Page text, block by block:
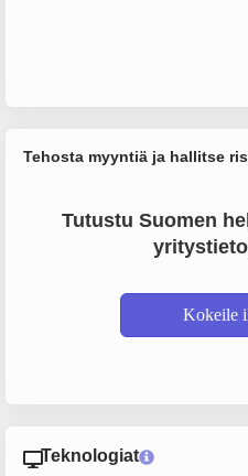
Tehosta myyntiä ja hallitse
Tutustu Suomen
Kokeile
Teknologiat